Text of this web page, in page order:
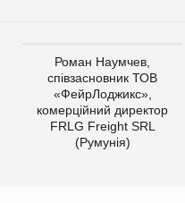
Роман Наумчев,
співзасновник ТОВ
«ФейрЛоджикс»,
комерційний директор
FRLG Freight SRL
(Румунія)